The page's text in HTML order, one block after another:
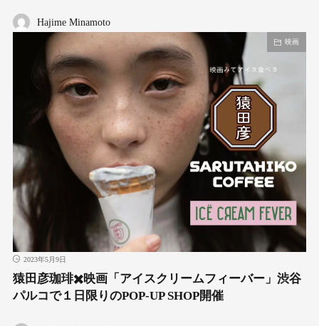
Hajime Minamoto
映画
2023年5月9日
猿田彦珈琲✖️映画「アイスクリームフィーバー」渋谷
パルコで１日限りのPOP-UP SHOP開催